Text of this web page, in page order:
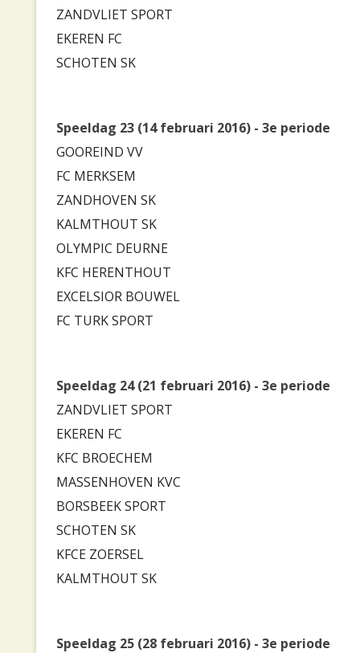
ZANDVLIET SPORT
EKEREN FC
SCHOTEN SK
Speeldag 23 (14 februari 2016) - 3e periode
GOOREIND VV
FC MERKSEM
ZANDHOVEN SK
KALMTHOUT SK
OLYMPIC DEURNE
KFC HERENTHOUT
EXCELSIOR BOUWEL
FC TURK SPORT
Speeldag 24 (21 februari 2016) - 3e periode
ZANDVLIET SPORT
EKEREN FC
KFC BROECHEM
MASSENHOVEN KVC
BORSBEEK SPORT
SCHOTEN SK
KFCE ZOERSEL
KALMTHOUT SK
Speeldag 25 (28 februari 2016) - 3e periode